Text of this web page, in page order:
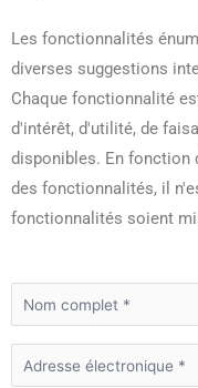
Les fonctionnalités
diverses suggestions
Chaque fonctionnalité
d'intérêt, d'utilité, de
disponibles. En fonction
des fonctionnalités, il
fonctionnalités soient